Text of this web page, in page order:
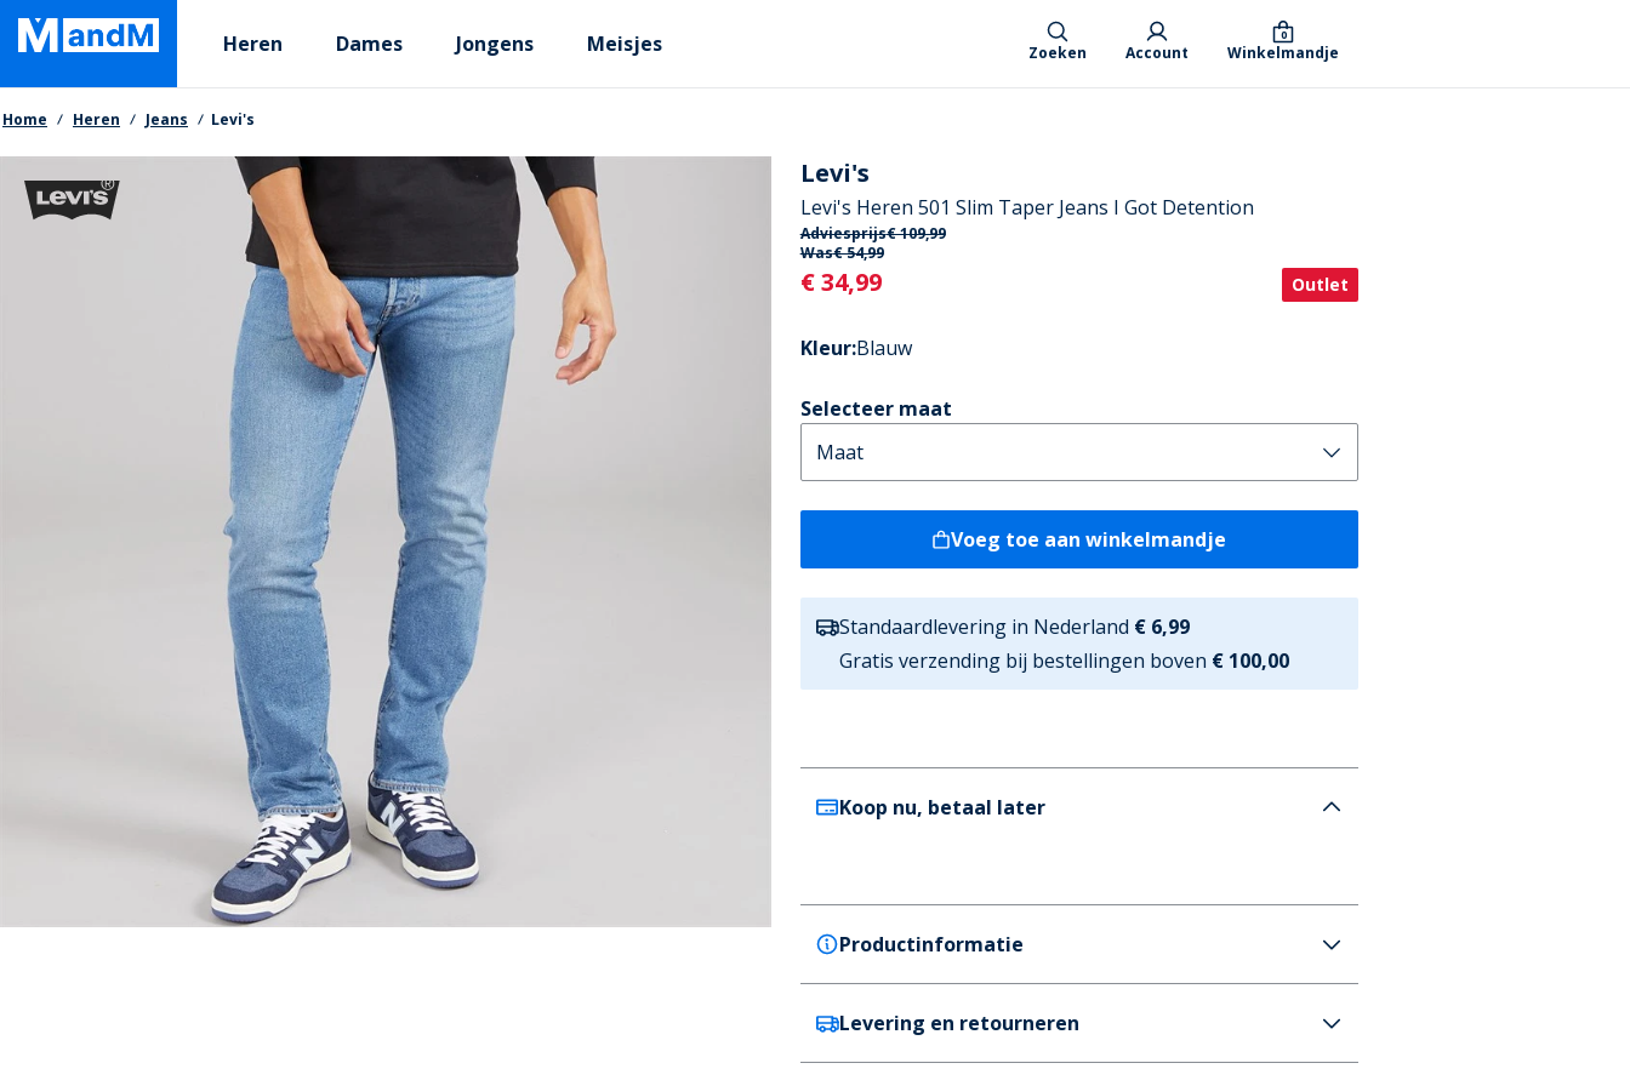
Skip
main
content
Primary departments
Heren Dames Jongens Meisjes Zoeken Account Winkelmandje
0
Kruimelpad
Home Heren Jeans Levi's
Levi's
Levi's Heren 501 Slim Taper Jeans I Got Detention
Adviesprijs€ 109,99
Was€ 54,99
Current
€ 34,99 Outlet
Kleur:Blauw
Selecteer maat
Voeg toe aan winkelmandje
Standaardlevering in Nederland € 6,99
Gratis verzending bij bestellingen boven € 100,00
Koop nu, betaal later
Productinformatie
Levi's
Levi's Heren 501 Slim Taper Jeans I Got Detention
Levering en retourneren